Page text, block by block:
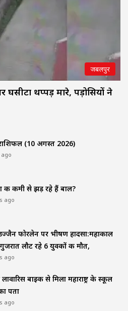
जबलपुर
थप्पड़ मारे, पड़ोसियों ने
(10 अगस्त 2026)
की कमी से झड़ रहे हैं बाल?
ago
फोरलेन पर भीषण हादसा:महाकाल
लौट रहे 6 युवकों की मौत,
ago
लावारिस बाइक से मिला महाराष्ट्र के स्कूल
पता
ago